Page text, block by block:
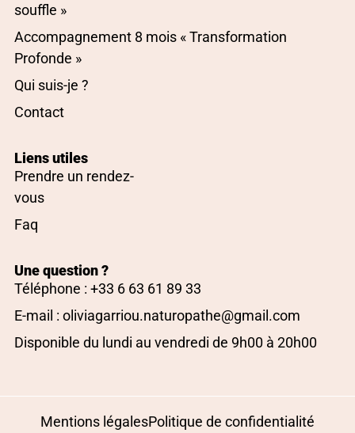
souffle »
Accompagnement 8 mois « Transformation
Profonde »
Qui suis-je ?
Contact
Liens utiles
Prendre un rendez-
vous
Faq
Une question ?
Téléphone : +33 6 63 61 89 33
E-mail : oliviagarriou.naturopathe@gmail.com
Disponible du lundi au vendredi de 9h00 à 20h00
Mentions légalesPolitique de confidentialité